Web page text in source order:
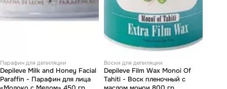
Парафин для депиляции
Depileve Milk and Honey Facial
Paraffin - Парафин для лица
Воски для депиляции
Depileve Film Wax Monoi Of
Tahiti - Воск пленочный с